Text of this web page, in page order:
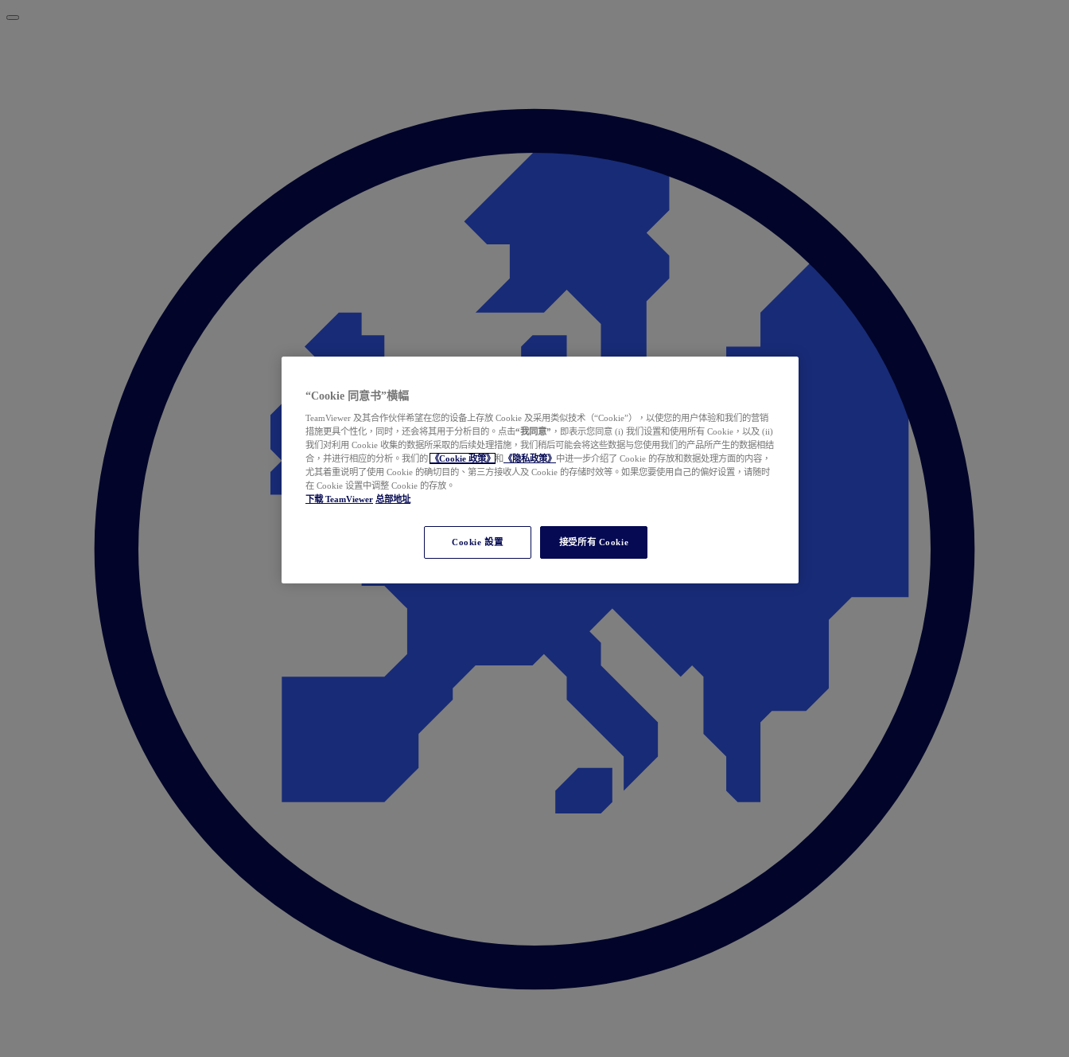
“Cookie 同意书”横幅
TeamViewer 及其合作伙伴希望在您的设备上存放 Cookie 及采用类似技术（“Cookie”），以使您的用户体验和我们的营销
措施更具个性化，同时，还会将其用于分析目的。点击“我同意” ，即表示您同意 (i) 我们设置和使用所有 Cookie，以及 (ii)
我们对利用 Cookie 收集的数据所采取的后续处理措施，我们稍后可能会将这些数据与您使用我们的产品所产生的数据相结
合，并进行相应的分析。我们的
《Cookie 政策》 和 《隐私政策》 中进一步介绍了 Cookie 的存放和数据处理方面的内容，
尤其着重说明了使用 Cookie 的确切目的、第三方接收人及 Cookie 的存储时效等。如果您要使用自己的偏好设置，请随时
在 Cookie 设置中调整 Cookie 的存放。
下载 TeamViewer 总部地址
Cookie 設置 接受所有 Cookie